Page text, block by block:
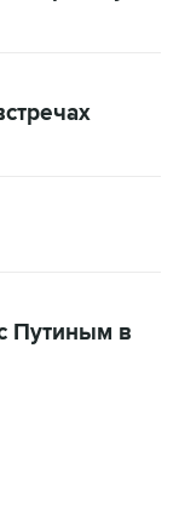
Путиным в